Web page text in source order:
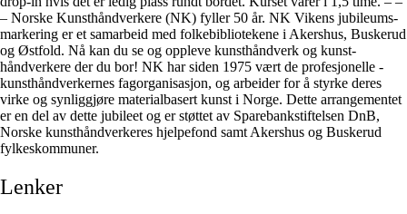
– Norske Kunsthåndverkere (NK) fyller 50 år. NK Vikens jubileums­
markering er et samarbeid med folkebibliotekene i ­Akershus, ­Buskerud
og Østfold. Nå kan du se og ­oppleve kunsthåndverk og kunst­
håndverkere der du bor! NK har siden 1975 vært de ­profesjonelle ­
kunsthåndverkernes fagorganisasjon,­ og arbeider for å styrke deres
virke og synliggjøre ­material­basert kunst i Norge. Dette arrangementet
er en del av dette jubileet og er støttet av Sparebankstiftelsen DnB,
Norske kunsthåndverkeres hjelpefond samt Akershus og Buskerud
fylkeskommuner.
Lenker